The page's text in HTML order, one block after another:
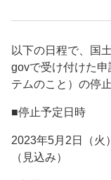
以下の日程で、国
govで受け付けた
テムのこと）の停
■停止予定日時
2023年5月2日（火
（見込み）